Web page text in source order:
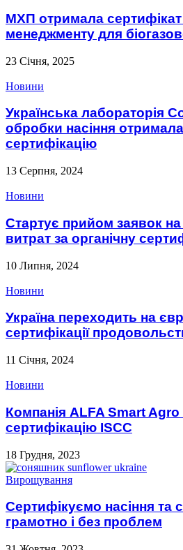
МХП отримала сертифікат
менеджменту для
23 Січня, 2025
Новини
Українська лабораторія
обробки насіння
сертифікацію
13 Серпня, 2024
Новини
Стартує прийом заявок
витрат за органічну
10 Липня, 2024
Новини
Україна переходить на
сертифікації
11 Січня, 2024
Новини
Компанія ALFA Smart Agro
сертифікацію ISCC
18 Грудня, 2023
Вирощування
Сертифікуємо насіння та
грамотно і без проблем